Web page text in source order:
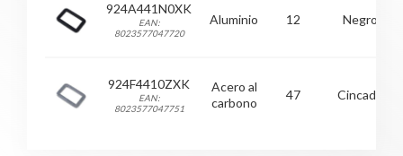
924A441N0XK
EAN:
8023577047720
Aluminio 12 Negro
924F4410ZXK
EAN:
8023577047751
Acero al
carbono
47 Cincado